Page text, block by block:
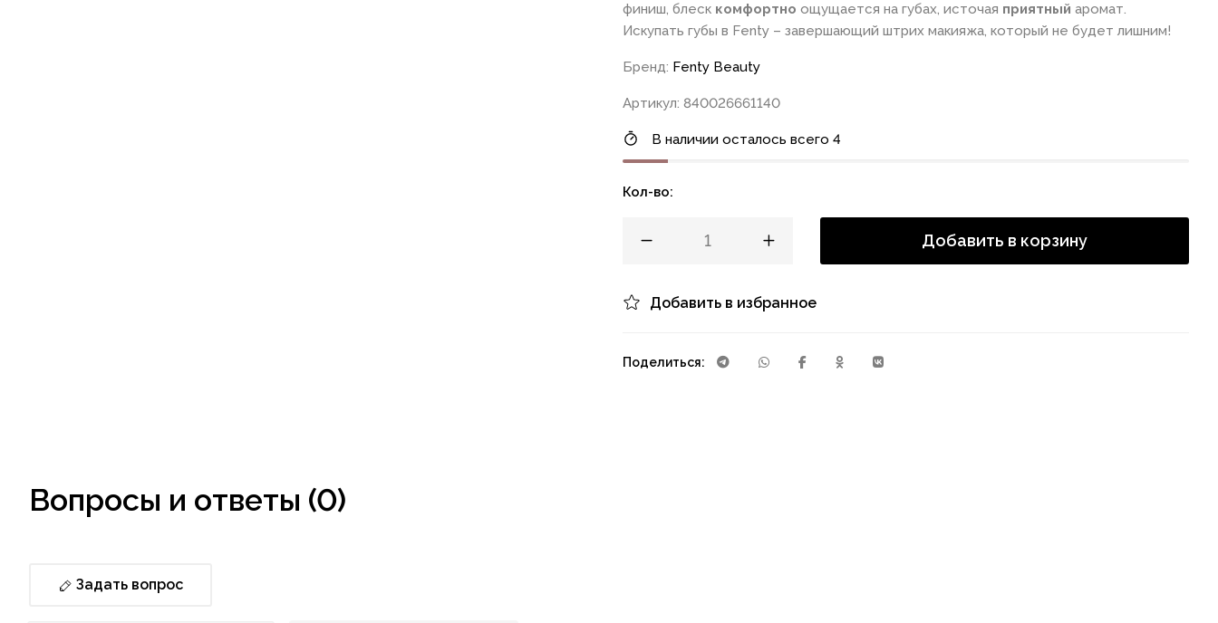
финиш, блеск комфортно ощущается на губах, источая приятный аромат.
Искупать губы в Fenty – завершающий штрих макияжа, который не будет лишним!
Бренд: Fenty Beauty
Артикул: 840026661140
В наличии осталось всего 4
Кол-во:
Добавить в корзину
Добавить в избранное
Поделиться:
Вопросы и ответы (0)
Задать вопрос